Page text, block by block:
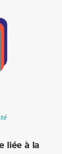
liée à la